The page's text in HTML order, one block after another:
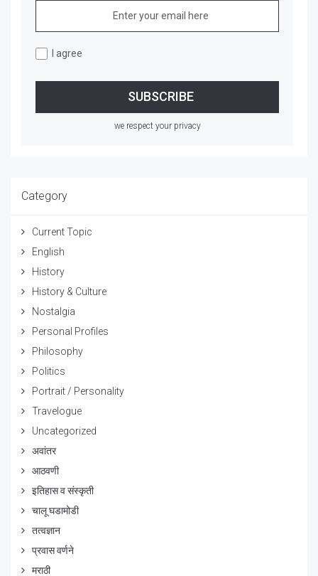
I agree
we respect your privacy
Category
Current Topic
English
History
History & Culture
Nostalgia
Personal Profiles
Philosophy
Politics
Portrait / Personality
Travelogue
Uncategorized
अवांतर
आठवणी
इतिहास व संस्कृती
चालू घडामोडी
तत्वज्ञान
प्रवास वर्णने
मराठी